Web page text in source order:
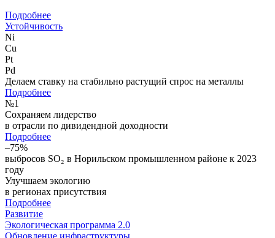
Подробнее
Устойчивость
Ni
Cu
Pt
Pd
Делаем ставку на стабильно растущий спрос на металлы
Подробнее
№1
Сохраняем лидерство
в отрасли по дивидендной доходности
Подробнее
–75%
выбросов SO₂ в Норильском промышленном районе к 2023
году
Улучшаем экологию
в регионах присутствия
Подробнее
Развитие
Экологическая программа 2.0
Обновление инфраструктуры